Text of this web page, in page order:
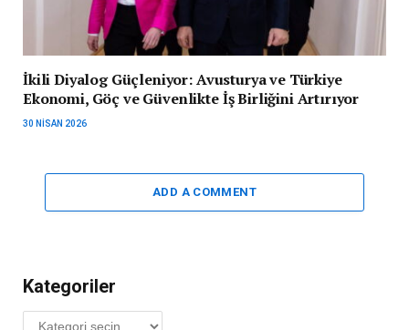
İkili Diyalog Güçleniyor: Avusturya ve Türkiye
Ekonomi, Göç ve Güvenlikte İş Birliğini Artırıyor
30 NISAN 2026
ADD A COMMENT
Kategoriler
Kategoriler